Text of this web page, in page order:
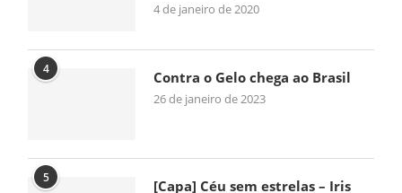
4 de janeiro de 2020
4 Contra o Gelo chega ao Brasil
26 de janeiro de 2023
5
[Capa] Céu sem estrelas – Iris